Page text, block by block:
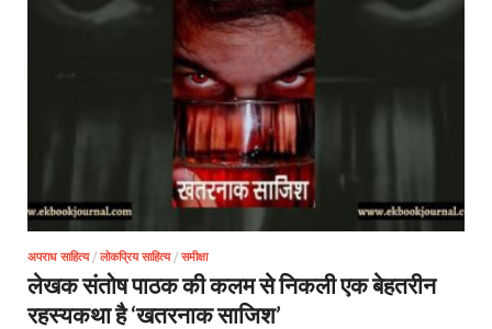
अपराध साहित्य/ लोकप्रिय साहित्य/ समीक्षा
लेखक संतोष पाठक की कलम से निकली एक बेहतरीन
रहस्यकथा है ‘खतरनाक साजिश’